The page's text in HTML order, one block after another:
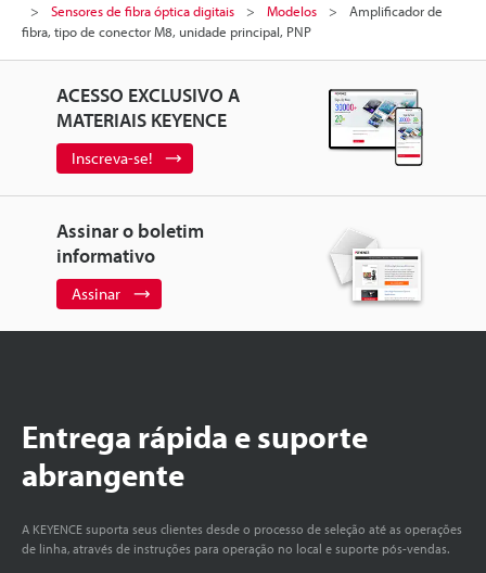
Sensores de fibra óptica digitais
Modelos
Amplificador de
fibra, tipo de conector M8, unidade principal, PNP
ACESSO EXCLUSIVO A
MATERIAIS KEYENCE
Inscreva-se!
Assinar o boletim
informativo
Assinar
Entrega rápida e suporte
abrangente
A KEYENCE suporta seus clientes desde o processo de seleção até as operações
de linha, através de instruções para operação no local e suporte pós-vendas.